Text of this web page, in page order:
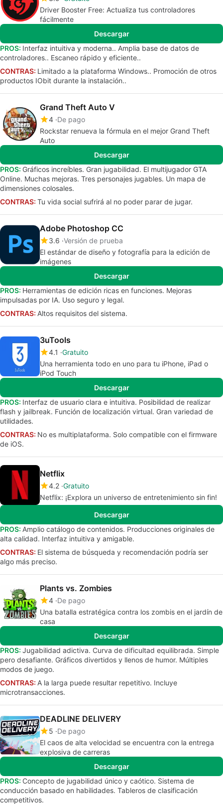
Driver Booster Free: Actualiza tus controladores
fácilmente
Descargar
PROS: Interfaz intuitiva y moderna.. Amplia base de datos de
controladores.. Escaneo rápido y eficiente..
CONTRAS: Limitado a la plataforma Windows.. Promoción de otros
productos IObit durante la instalación..
Grand Theft Auto V
4 De pago
Rockstar renueva la fórmula en el mejor Grand Theft
Auto
Descargar
PROS: Gráficos increíbles. Gran jugabilidad. El multijugador GTA
Online. Muchas mejoras. Tres personajes jugables. Un mapa de
dimensiones colosales.
CONTRAS: Tu vida social sufrirá al no poder parar de jugar.
Adobe Photoshop CC
3.6 Versión de prueba
El estándar de diseño y fotografía para la edición de
imágenes
Descargar
PROS: Herramientas de edición ricas en funciones. Mejoras
impulsadas por IA. Uso seguro y legal.
CONTRAS: Altos requisitos del sistema.
3uTools
4.1 Gratuito
Una herramienta todo en uno para tu iPhone, iPad o
iPod Touch
Descargar
PROS: Interfaz de usuario clara e intuitiva. Posibilidad de realizar
flash y jailbreak. Función de localización virtual. Gran variedad de
utilidades.
CONTRAS: No es multiplataforma. Solo compatible con el firmware
de iOS.
Netflix
4.2 Gratuito
Netflix: ¡Explora un universo de entretenimiento sin fin!
Descargar
PROS: Amplio catálogo de contenidos. Producciones originales de
alta calidad. Interfaz intuitiva y amigable.
CONTRAS: El sistema de búsqueda y recomendación podría ser
algo más preciso.
Plants vs. Zombies
4 De pago
Una batalla estratégica contra los zombis en el jardín de
casa
Descargar
PROS: Jugabilidad adictiva. Curva de dificultad equilibrada. Simple
pero desafiante. Gráficos divertidos y llenos de humor. Múltiples
modos de juego.
CONTRAS: A la larga puede resultar repetitivo. Incluye
microtransacciones.
DEADLINE DELIVERY
5 De pago
El caos de alta velocidad se encuentra con la entrega
explosiva de carreras
Descargar
PROS: Concepto de jugabilidad único y caótico. Sistema de
conducción basado en habilidades. Tableros de clasificación
competitivos.